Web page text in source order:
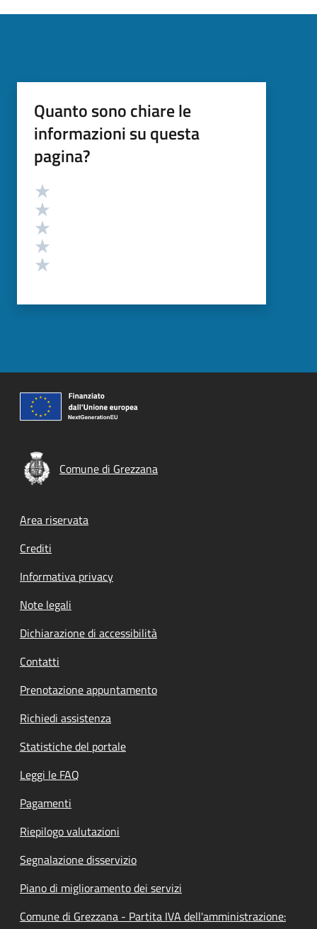
Quanto sono chiare le
informazioni su questa
pagina?
Valutazione
Comune di Grezzana
Footer menu
Area riservata
Crediti
Informativa privacy
Note legali
Dichiarazione di accessibilità
Contatti
Prenotazione appuntamento
Richiedi assistenza
Statistiche del portale
Leggi le FAQ
Pagamenti
Riepilogo valutazioni
Segnalazione disservizio
Piano di miglioramento dei servizi
Comune di Grezzana - Partita IVA dell'amministrazione: